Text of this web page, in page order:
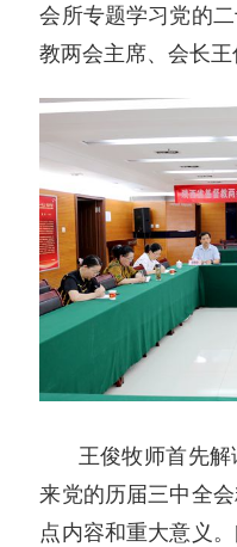
会所专题学习党的
教两会主席、会长王
王俊牧师首先解
来党的历届三中全
点内容和重大意义